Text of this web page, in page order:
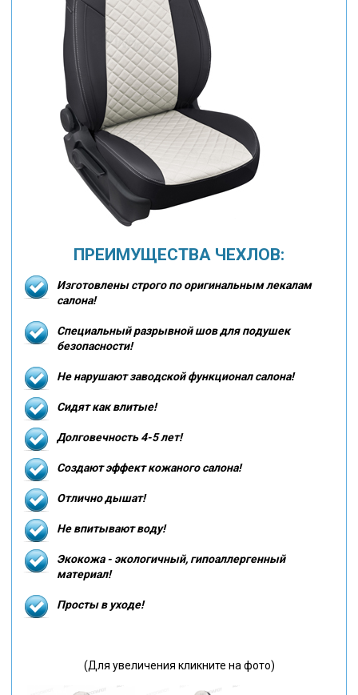
ПРЕИМУЩЕСТВА ЧЕХЛОВ:
Изготовлены строго по оригинальным лекалам
салона!
Специальный разрывной шов для подушек
безопасности!
Не нарушают заводской функционал салона!
Сидят как влитые!
Долговечность 4-5 лет!
Создают эффект кожаного салона!
Отлично дышат!
Не впитывают воду!
Экокожа - экологичный, гипоаллергенный
материал!
Просты в уходе!
(Для увеличения кликните на фото)